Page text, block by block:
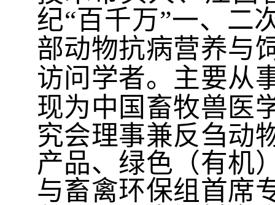
纪“百千万”一、二
部动物抗病营养与
访问学者。主要从
现为中国畜牧兽医
究会理事兼反刍动
产品、绿色（有机
与畜禽环保组首席